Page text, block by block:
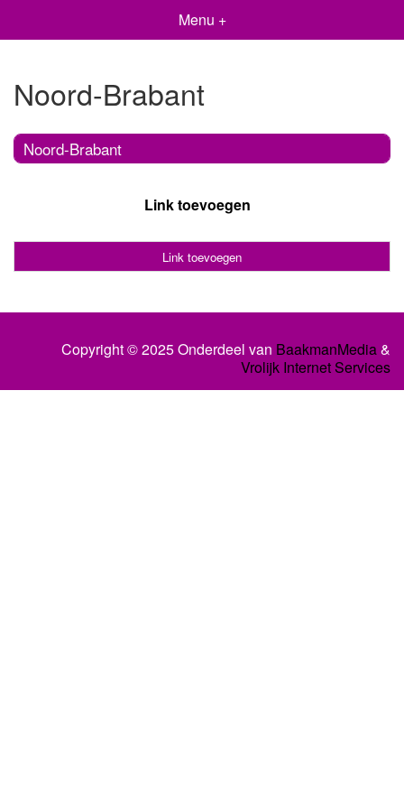
Menu +
Noord-Brabant
Noord-Brabant
Link toevoegen
Link toevoegen
Copyright © 2025 Onderdeel van BaakmanMedia&
Vrolijk Internet Services